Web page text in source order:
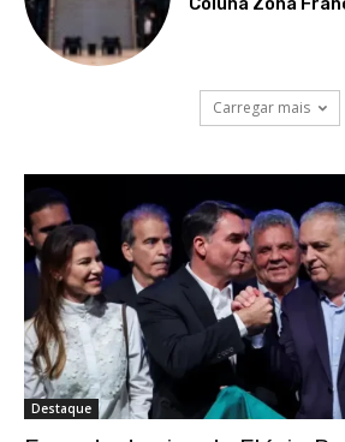
Carregar mais
Destaque